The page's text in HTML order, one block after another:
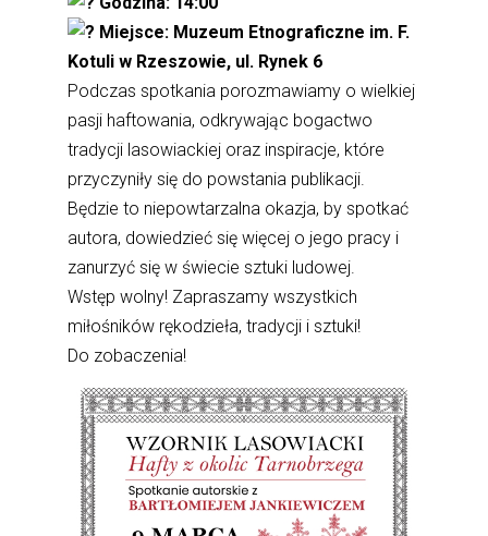
Miejsce: Muzeum Etnograficzne im. F.
Kotuli w Rzeszowie, ul. Rynek 6
Podczas spotkania porozmawiamy o wielkiej
pasji haftowania, odkrywając bogactwo
tradycji lasowiackiej oraz inspiracje, które
przyczyniły się do powstania publikacji.
Będzie to niepowtarzalna okazja, by spotkać
autora, dowiedzieć się więcej o jego pracy i
zanurzyć się w świecie sztuki ludowej.
Wstęp wolny! Zapraszamy wszystkich
miłośników rękodzieła, tradycji i sztuki!
Do zobaczenia!